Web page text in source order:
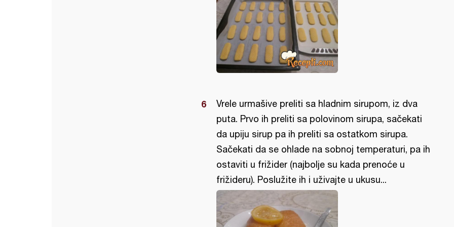
Vrele urmašive preliti sa hladnim sirupom, iz dva
puta. Prvo ih preliti sa polovinom sirupa, sačekati
da upiju sirup pa ih preliti sa ostatkom sirupa.
Sačekati da se ohlade na sobnoj temperaturi, pa ih
ostaviti u frižider (najbolje su kada prenoće u
frižideru). Poslužite ih i uživajte u ukusu...